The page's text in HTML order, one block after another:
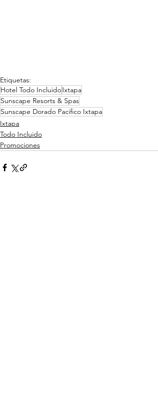
Etiquetas:
Hotel Todo IncluidoIxtapa
Sunscape Resorts & Spas
Sunscape Dorado Pacifico Ixtapa
Ixtapa
Todo Incluido
Promociones